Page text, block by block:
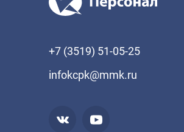
+7 (3519) 51-05-25
infokcpk@mmk.ru